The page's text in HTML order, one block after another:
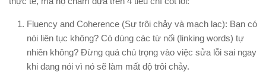
Fluency and Coherence (Sự trôi chảy và mạch lạc): Bạn có
nói liên tục không? Có dùng các từ nối (linking words) tự
nhiên không? Đừng quá chú trọng vào việc sửa lỗi sai ngay
khi đang nói vì nó sẽ làm mất độ trôi chảy.